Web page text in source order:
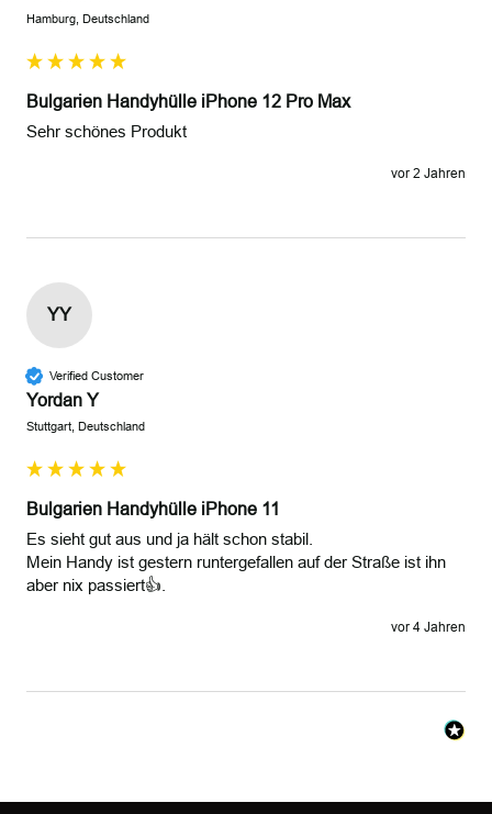
Hamburg, Deutschland
Bulgarien Handyhülle iPhone 12 Pro Max
Sehr schönes Produkt
vor 2 Jahren
YY
Verified Customer
Yordan Y
Stuttgart, Deutschland
Bulgarien Handyhülle iPhone 11
Es sieht gut aus und ja hält schon stabil.
Mein Handy ist gestern runtergefallen auf der Straße ist ihn
aber nix passiert👍.
vor 4 Jahren